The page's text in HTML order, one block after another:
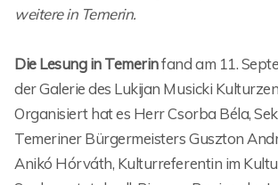
weitere in Temerin.
Die Lesung in Temerinfand am 11.
der Galerie des Lukijan Musicki
Organisiert hat es Herr Csorba Béla,
Temeriner Bürgermeisters Guszton
Anikó Hórváth, Kulturreferentin im